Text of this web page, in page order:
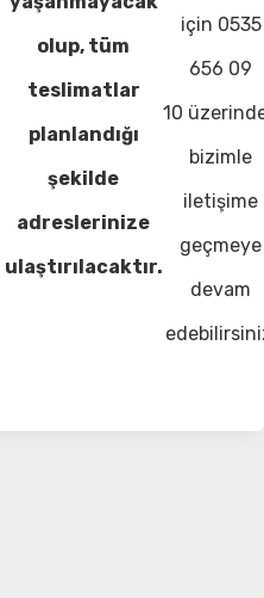
olup, tüm
teslimatlar
planlandığı
şekilde
adreslerinize
ulaştırılacaktır.
için 0535
656 09
10
bizimle
iletişime
geçmeye
devam